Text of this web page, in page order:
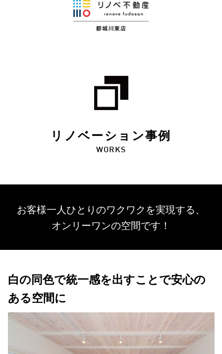
リノベーション事例
WORKS
お客様一人ひとりのワクワクを実現する、
オンリーワンの空間です！
白の同色で統一感を出すことで安心の
ある空間に